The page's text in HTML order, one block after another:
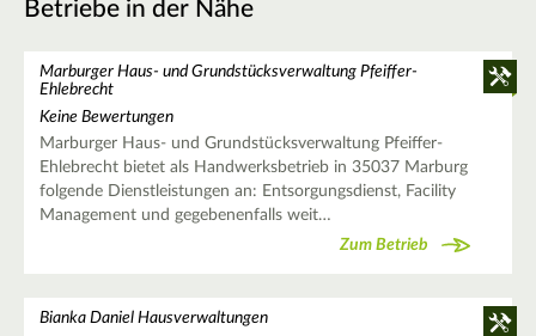
Betriebe in der Nähe
Marburger Haus- und Grundstücksverwaltung Pfeiffer-
Ehlebrecht
Keine Bewertungen
Marburger Haus- und Grundstücksverwaltung Pfeiffer-
Ehlebrecht bietet als Handwerksbetrieb in 35037 Marburg
folgende Dienstleistungen an: Entsorgungsdienst, Facility
Management und gegebenenfalls weit…
Zum Betrieb
Bianka Daniel Hausverwaltungen